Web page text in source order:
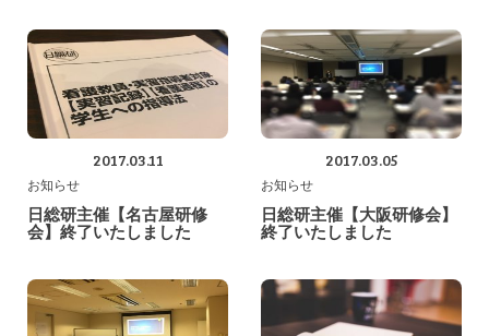
2017.03.11
お知らせ
日総研主催【名古屋研修
会】終了いたしました
2017.03.05
お知らせ
日総研主催【大阪研修会】
終了いたしました